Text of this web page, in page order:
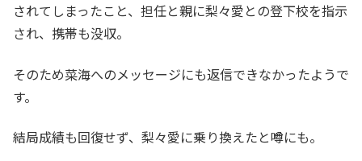
されてしまったこと、担任と親に梨々愛との登下校を指示
され、携帯も没収。
そのため菜海へのメッセージにも返信できなかったようで
す。
結局成績も回復せず、梨々愛に乗り換えたと噂にも。